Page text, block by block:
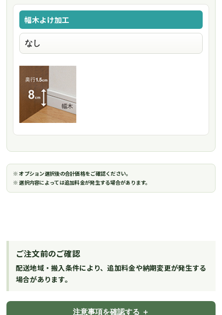
幅木よけ加工
※ オプション選択後の合計価格をご確認ください。
※ 選択内容によっては追加料金が発生する場合があります。
ご注文前のご確認
配送地域・搬入条件により、追加料金や納期変更が発生する
場合があります。
注意事項を確認する